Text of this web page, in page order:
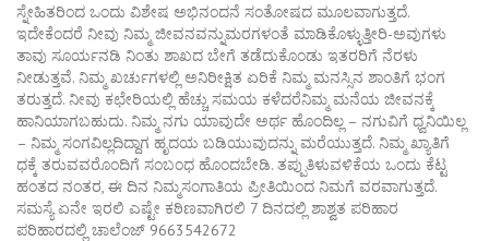
ಸ್ನೇಹಿತರಿಂದ ಒಂದು ವಿಶೇಷ ಅಭಿನಂದನೆ ಸಂತೋಷದ ಮೂಲವಾಗುತ್ತದೆ.
ಇದೇಕೆಂದರೆ ನೀವು ನಿಮ್ಮ ಜೀವನವನ್ನುಮರಗಳಂತೆ ಮಾಡಿಕೊಳ್ಳುತ್ತೀರಿ-ಅವುಗಳು
ತಾವು ಸೂರ್ಯನಡಿ ನಿಂತು ಶಾಖದ ಬೇಗೆ ತಡೆದುಕೊಂಡು ಇತರರಿಗೆ ನೆರಳು
ನೀಡುತ್ತವೆ. ನಿಮ್ಮ ಖರ್ಚುಗಳಲ್ಲಿ ಅನಿರೀಕ್ಷಿತ ಏರಿಕೆ ನಿಮ್ಮ ಮನಸ್ಸಿನ ಶಾಂತಿಗೆ ಭಂಗ
ತರುತ್ತದೆ. ನೀವು ಕಛೇರಿಯಲ್ಲಿ ಹೆಚ್ಚು ಸಮಯ ಕಳೆದರೆನಿಮ್ಮ ಮನೆಯ ಜೀವನಕ್ಕೆ
ಹಾನಿಯಾಗಬಹುದು. ನಿಮ್ಮ ನಗು ಯಾವುದೇ ಅರ್ಥ ಹೊಂದಿಲ್ಲ – ನಗುವಿಗೆ ಧ್ವನಿಯಿಲ್ಲ
– ನಿಮ್ಮ ಸಂಗವಿಲ್ಲದಿದ್ದಾಗ ಹೃದಯ ಬಡಿಯುವುದನ್ನು ಮರೆಯುತ್ತದೆ. ನಿಮ್ಮ ಖ್ಯಾತಿಗೆ
ಧಕ್ಕೆ ತರುವವರೊಂದಿಗೆ ಸಂಬಂಧ ಹೊಂದಬೇಡಿ. ತಪ್ಪುತಿಳುವಳಿಕೆಯ ಒಂದು ಕೆಟ್ಟ
ಹಂತದ ನಂತರ, ಈ ದಿನ ನಿಮ್ಮಸಂಗಾತಿಯ ಪ್ರೀತಿಯಿಂದ ನಿಮಗೆ ವರವಾಗುತ್ತದೆ.
ಸಮಸ್ಯೆ ಏನೇ ಇರಲಿ ಎಷ್ಟೇ ಕಠಿಣವಾಗಿರಲಿ 7 ದಿನದಲ್ಲಿ ಶಾಶ್ವತ ಪರಿಹಾರ
ಪರಿಹಾರದಲ್ಲಿ ಚಾಲೆಂಜ್ 9663542672